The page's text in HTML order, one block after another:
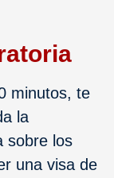
minutos, te
la
sobre los
una visa de